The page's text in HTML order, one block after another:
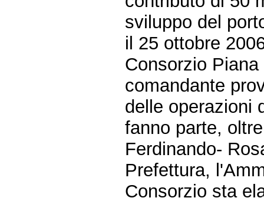
sviluppo del
il 25 ottobre
Consorzio
comandante
delle operazioni
fanno parte,
Ferdinando-
Prefettura,
Consorzio sta